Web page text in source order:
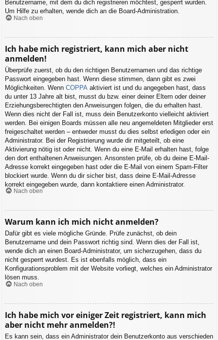
Benutzername, mit dem du dich registrieren möchtest, gesperrt wurden.
Um Hilfe zu erhalten, wende dich an die Board-Administration.
Nach oben
Ich habe mich registriert, kann mich aber nicht
anmelden!
Überprüfe zuerst, ob du den richtigen Benutzernamen und das richtige
Passwort eingegeben hast. Wenn diese stimmen, dann gibt es zwei
Möglichkeiten. Wenn COPPA aktiviert ist und du angegeben hast, dass
du unter 13 Jahre alt bist, musst du bzw. einer deiner Eltern oder deiner
Erziehungsberechtigten den Anweisungen folgen, die du erhalten hast.
Wenn dies nicht der Fall ist, muss dein Benutzerkonto vielleicht aktiviert
werden. Bei einigen Boards müssen alle neu angemeldeten Mitglieder erst
freigeschaltet werden – entweder musst du dies selbst erledigen oder ein
Administrator. Bei der Registrierung wurde dir mitgeteilt, ob eine
Aktivierung nötig ist oder nicht. Wenn du eine E-Mail erhalten hast, folge
den dort enthaltenen Anweisungen. Ansonsten prüfe, ob du deine E-Mail-
Adresse korrekt eingegeben hast oder die E-Mail von einem Spam-Filter
blockiert wurde. Wenn du dir sicher bist, dass deine E-Mail-Adresse
korrekt eingegeben wurde, dann kontaktiere einen Administrator.
Nach oben
Warum kann ich mich nicht anmelden?
Dafür gibt es viele mögliche Gründe. Prüfe zunächst, ob dein
Benutzername und dein Passwort richtig sind. Wenn dies der Fall ist,
wende dich an einen Board-Administrator, um sicherzugehen, dass du
nicht gesperrt wurdest. Es ist ebenfalls möglich, dass ein
Konfigurationsproblem mit der Website vorliegt, welches ein Administrator
lösen muss.
Nach oben
Ich habe mich vor einiger Zeit registriert, kann mich
aber nicht mehr anmelden?!
Es kann sein, dass ein Administrator dein Benutzerkonto aus verschieden